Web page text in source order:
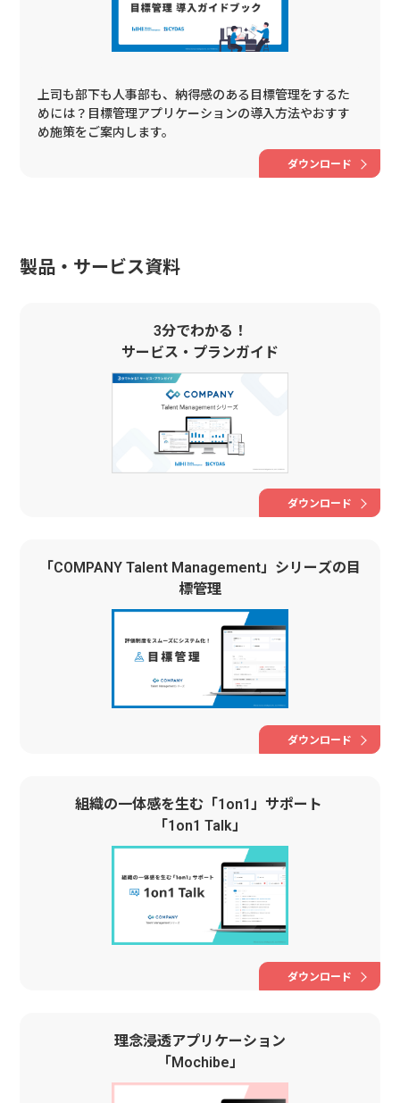
ダウンロード
上司も部下も人事部も、納得感のある目標管理をするた
めには？目標管理アプリケーションの導入方法やおすす
め施策をご案内します。
製品・サービス資料
3分でわかる！
サービス・プランガイド
ダウンロード
「COMPANY Talent Management」シリーズの目
標管理
ダウンロード
組織の一体感を生む「1on1」サポート
「1on1 Talk」
ダウンロード
理念浸透アプリケーション
「Mochibe」